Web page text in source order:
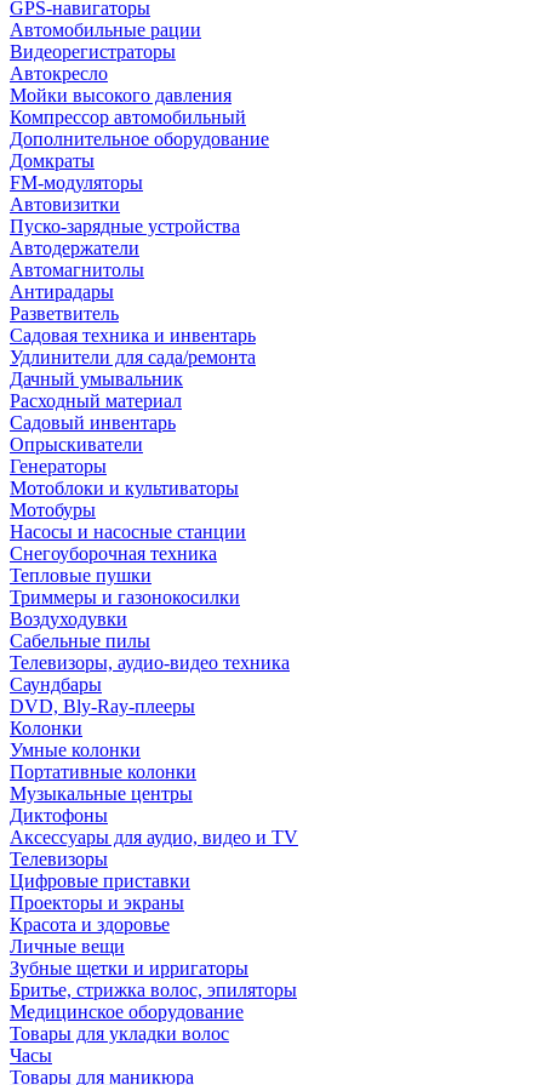
GPS-навигаторы
Автомобильные рации
Видеорегистраторы
Автокресло
Мойки высокого давления
Компрессор автомобильный
Дополнительное оборудование
Домкраты
FM-модуляторы
Автовизитки
Пуско-зарядные устройства
Автодержатели
Автомагнитолы
Антирадары
Разветвитель
Садовая техника и инвентарь
Удлинители для сада/ремонта
Дачный умывальник
Расходный материал
Садовый инвентарь
Опрыскиватели
Генераторы
Мотоблоки и культиваторы
Мотобуры
Насосы и насосные станции
Снегоуборочная техника
Тепловые пушки
Триммеры и газонокосилки
Воздуходувки
Сабельные пилы
Телевизоры, аудио-видео техника
Саундбары
DVD, Bly-Ray-плееры
Колонки
Умные колонки
Портативные колонки
Музыкальные центры
Диктофоны
Аксессуары для аудио, видео и TV
Телевизоры
Цифровые приставки
Проекторы и экраны
Красота и здоровье
Личные вещи
Зубные щетки и ирригаторы
Бритье, стрижка волос, эпиляторы
Медицинское оборудование
Товары для укладки волос
Часы
Товары для маникюра